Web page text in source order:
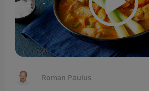
Roman Paulus